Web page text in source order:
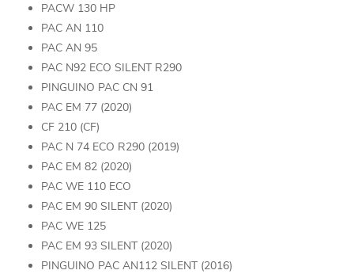
PACW 130 HP
PAC AN 110
PAC AN 95
PAC N92 ECO SILENT R290
PINGUINO PAC CN 91
PAC EM 77 (2020)
CF 210 (CF)
PAC N 74 ECO R290 (2019)
PAC EM 82 (2020)
PAC WE 110 ECO
PAC EM 90 SILENT (2020)
PAC WE 125
PAC EM 93 SILENT (2020)
PINGUINO PAC AN112 SILENT (2016)